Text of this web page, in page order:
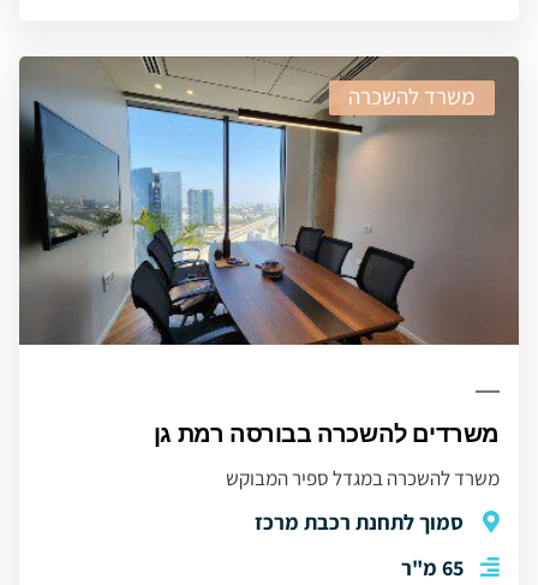
משרד להשכרה
משרדים להשכרה בבורסה רמת גן
משרד להשכרה במגדל ספיר המבוקש
סמוך לתחנת רכבת מרכז
65 מ"ר